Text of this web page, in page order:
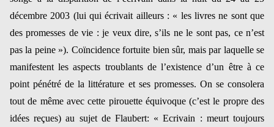
décembre 2003 (lui qui écrivait ailleurs : « les livres ne sont que
des promesses de vie : je veux dire, s’ils ne le sont pas, ce n’est
pas la peine »). Coïncidence fortuite bien sûr, mais par laquelle se
manifestent les aspects troublants de l’existence d’un être à ce
point pénétré de la littérature et ses promesses. On se consolera
tout de même avec cette pirouette équivoque (c’est le propre des
idées reçues) au sujet de Flaubert: « Ecrivain : meurt toujours